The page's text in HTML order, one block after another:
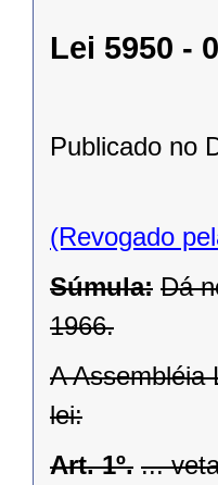
Lei 5950 -
Publicado no
(Revogado
Súmula: Dá
1966.
A Assembléia
lei:
Art. 1º. ...